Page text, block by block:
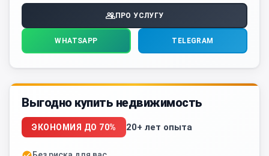
ПРО УСЛУГУ
WHATSAPP TELEGRAM
Выгодно купить недвижимость
ЭКОНОМИЯ ДО 70% 20+ лет опыта